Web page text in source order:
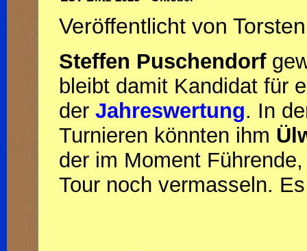
Veröffentlicht von Torsten
Steffen Puschendorf
bleibt damit Kandidat für
derJahreswertung. In
Turnieren könnten ihm
der im Moment
Tour noch vermasseln.